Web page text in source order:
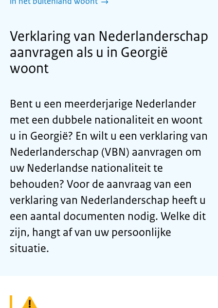
Verklaring van Nederlanderschap
aanvragen als u in Georgië
woont
Bent u een meerderjarige Nederlander
met een dubbele nationaliteit en woont
u in Georgië? En wilt u een verklaring van
Nederlanderschap (VBN) aanvragen om
uw Nederlandse nationaliteit te
behouden? Voor de aanvraag van een
verklaring van Nederlanderschap heeft u
een aantal documenten nodig. Welke dit
zijn, hangt af van uw persoonlijke
situatie.